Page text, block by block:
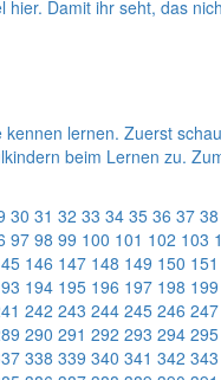
Damit ihr seht, das
lernen. Zuerst
beim Lernen zu.
30 31 32 33 34 35 36 37 38
97 98 99 100 101 102 103
146 147 148 149 150 151
194 195 196 197 198 199
242 243 244 245 246 247
290 291 292 293 294 295
338 339 340 341 342 343